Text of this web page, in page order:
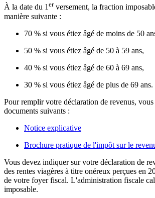
À la date du 1erversement, la fraction
manière suivante :
70 % si vous étiez âgé de moins de 50
50 % si vous étiez âgé de 50 à 59 ans,
40 % si vous étiez âgé de 60 à 69 ans,
30 % si vous étiez âgé de plus de 69 ans.
Pour remplir votre déclaration de revenus,
documents suivants :
Notice explicative
Brochure pratique de l'impôt sur le
Vous devez indiquer sur votre déclaration de
des rentes viagères à titre onéreux perçues en
de votre foyer fiscal. L'administration fiscale
imposable.